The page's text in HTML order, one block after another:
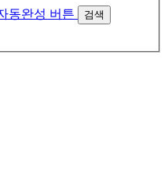
검색